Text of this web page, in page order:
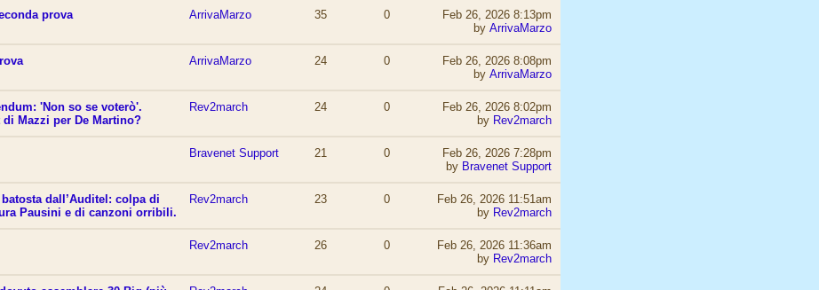
prova ArrivaMarzo 35 0
Feb 26, 2026 8:13pm
by ArrivaMarzo
ArrivaMarzo 24 0
Feb 26, 2026 8:08pm
by ArrivaMarzo
'Non so se voterò'.
Mazzi per De Martino?
Rev2march 24 0
Feb 26, 2026 8:02pm
by Rev2march
Bravenet Support 21 0
Feb 26, 2026 7:28pm
by Bravenet Support
dall’Auditel: colpa di
Pausini e di canzoni orribili.
Rev2march 23 0
Feb 26, 2026 11:51am
by Rev2march
Rev2march 26 0
Feb 26, 2026 11:36am
by Rev2march